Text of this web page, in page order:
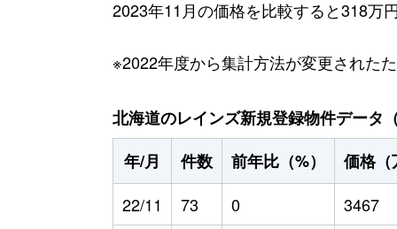
2023年11月の価格を比較すると318万
※2022年度から集計方法が変更された
北海道のレインズ新規登録物件データ
年/月
件数 前年比（%）
価格（
22/11
73 0
3467